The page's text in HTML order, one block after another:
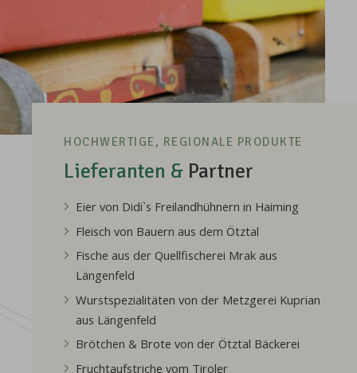
HOCHWERTIGE, REGIONALE PRODUKTE
Lieferanten & Partner
Eier von Didi`s Freilandhühnern in Haiming
Fleisch von Bauern aus dem Ötztal
Fische aus der Quellfischerei Mrak aus
Längenfeld
Wurstspezialitäten von der Metzgerei Kuprian
aus Längenfeld
Brötchen & Brote von der Ötztal Bäckerei
Fruchtaufstriche vom Tiroler